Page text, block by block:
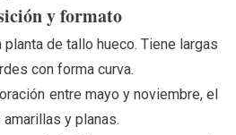
y formato
de tallo hueco. Tiene largas
con forma curva.
entre mayo y noviembre, el
y planas.